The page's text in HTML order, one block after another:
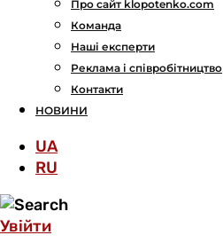
Про сайт klopotenko.com
Команда
Наші експерти
Реклама і співробітництво
Контакти
НОВИНИ
UA
RU
Увійти